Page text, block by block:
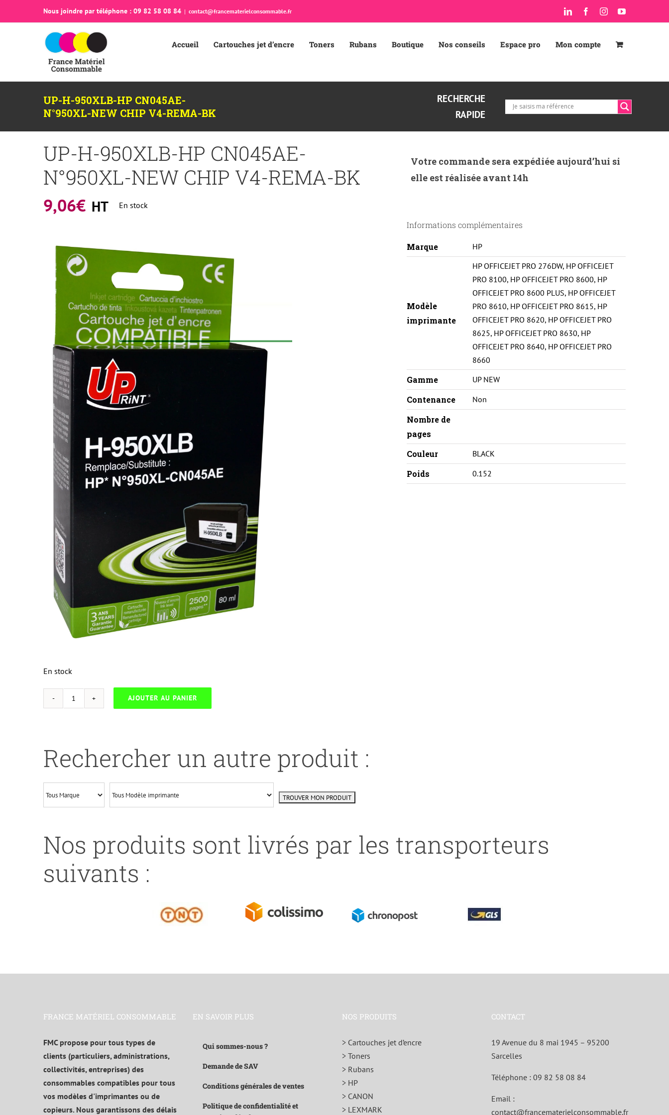
Nous joindre par téléphone : 09 82 58 08 84 | contact@francematerielconsommable.fr LinkedInFacebookInstagramYouTube
Accueil Cartouches jet d’encre Toners Rubans Boutique Nos conseils Espace pro Mon compte
UP-H-950XLB-HP CN045AE-
N°950XL-NEW CHIP V4-REMA-BK
RECHERCHE
RAPIDE
UP-H-950XLB-HP CN045AE-
N°950XL-NEW CHIP V4-REMA-BK
9,06€ HT En stock
En stock
quantité
950XLB-
CN045AE-
N°950XL-
V4-
REMA-
BK
AJOUTER AU PANIER
Votre commande sera expédiée aujourd’hui si
elle est réalisée avant 14h
Informations complémentaires
Marque HP
Modèle
imprimante
HP OFFICEJET PRO 276DW, HP OFFICEJET
PRO 8100, HP OFFICEJET PRO 8600, HP
OFFICEJET PRO 8600 PLUS, HP OFFICEJET
PRO 8610, HP OFFICEJET PRO 8615, HP
OFFICEJET PRO 8620, HP OFFICEJET PRO
8625, HP OFFICEJET PRO 8630, HP
OFFICEJET PRO 8640, HP OFFICEJET PRO
8660
Gamme UP NEW
Contenance Non
Nombre de
pages
Couleur
BLACK
Poids 0.152
Rechercher un autre produit :
Nos produits sont livrés par les transporteurs
suivants :
FRANCE MATÉRIEL CONSOMMABLE
FMC propose pour tous types de
clients (particuliers, administrations,
collectivités, entreprises) des
consommables compatibles pour tous
vos modèles d'imprimantes ou de
copieurs. Nous garantissons des délais
EN SAVOIR PLUS
Qui sommes-nous ?
Demande de SAV
Conditions générales de ventes
Politique de confidentialité et
NOS PRODUITS
> Cartouches jet d’encre
> Toners
> Rubans
> HP
> CANON
> LEXMARK
CONTACT
19 Avenue du 8 mai 1945 – 95200
Sarcelles
Téléphone : 09 82 58 08 84
Email :
contact@francematerielconsommable.fr